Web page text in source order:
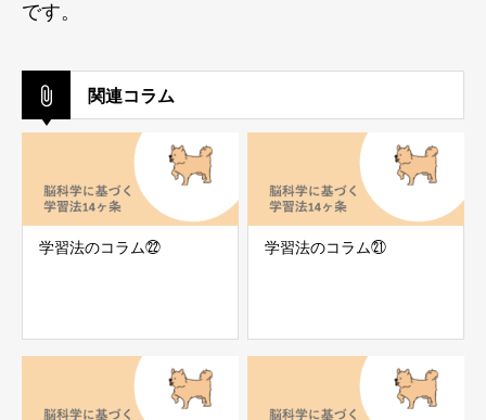
です。
関連コラム
学習法のコラム㉒ 学習法のコラム㉑